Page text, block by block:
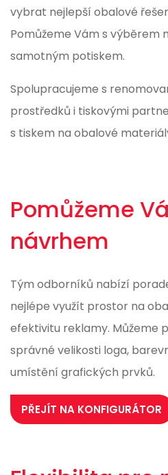
vybrat nejlepší obalové
Pomůžeme Vám s výběrem
samotným potiskem.
Spolupracujeme s
prostředků i tiskovými
s tiskem na obalové
Pomůžeme
návrhem
Tým odborníků nabízí
nejlépe využít prostor na
efektivitu reklamy. Můžeme
správné velikosti loga,
umístění grafických prvků.
PŘEJÍT NA KONFIGURÁTOR